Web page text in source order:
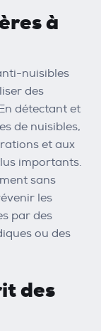
à
nuisibles
des
détectant et
de nuisibles,
et aux
importants.
sans
les
par des
ou des
des